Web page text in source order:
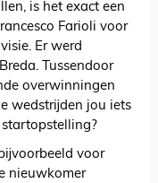
is het exact een
Farioli voor
Er werd
Tussendoor
overwinningen
wedstrijden jou iets
voor
nieuwkomer